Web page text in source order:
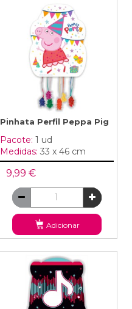
Pinhata Perfil Peppa Pig
Pacote: 1 ud
Medidas: 33 x 46 cm
9,99 €
Adicionar